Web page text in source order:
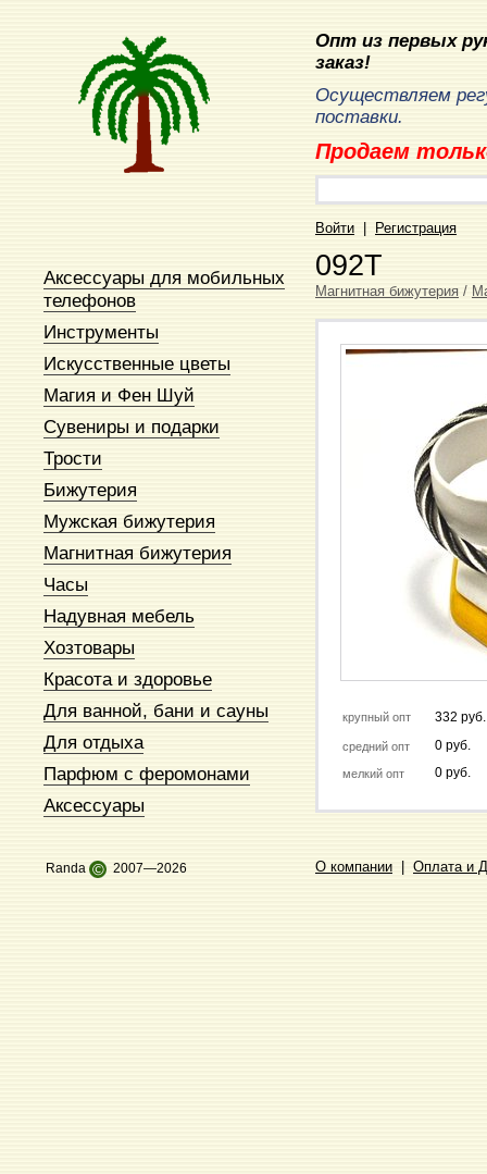
Аксессуары для мобильных
телефонов
Инструменты
Искусственные цветы
Магия и Фен Шуй
Сувениры и подарки
Трости
Бижутерия
Мужская бижутерия
Магнитная бижутерия
Часы
Надувная мебель
Хозтовары
Красота и здоровье
Для ванной, бани и сауны
Для отдыха
Парфюм с феромонами
Аксессуары
Опт из первых
заказ!
Осуществляем
поставки.
Продаем
Войти Регистрация
092T
Магнитная бижутерия /
крупный опт 332 руб.
средний опт 0 руб.
мелкий опт 0 руб.
Randa © 2007—2026 О компании Оплата и